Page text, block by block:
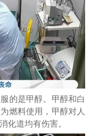
是甲醇。甲醇和白
燃料使用，甲醇对人
化道均有伤害。